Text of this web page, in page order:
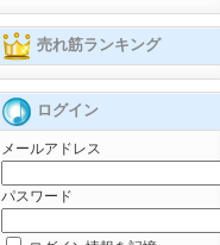
売れ筋ランキング
ログイン
メールアドレス
パスワード